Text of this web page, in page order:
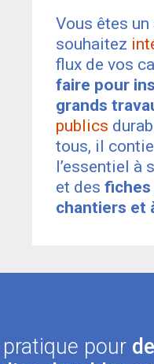
Vous êtes un
souhaitez
flux de vos
faire pour
grands
publics
tous, il
l’essentiel à
et des fiches
chantiers et
pour